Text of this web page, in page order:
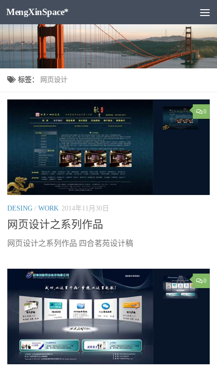
跳至内容
MengXinSpace*
标签： 网页设计
0
DESING / WORK 2014年11月30日
网页设计之系列作品
网页设计之系列作品 四合茗苑设计稿
0